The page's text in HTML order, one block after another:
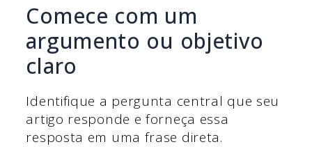
Comece com um
argumento ou objetivo
claro
Identifique a pergunta central que seu
artigo responde e forneça essa
resposta em uma frase direta.